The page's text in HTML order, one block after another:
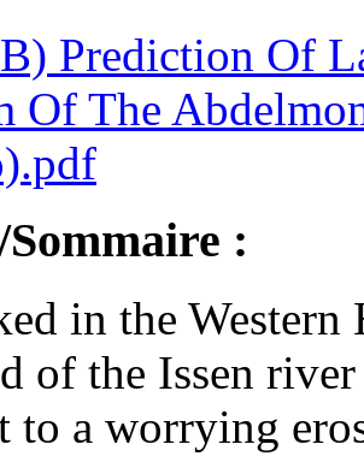
Prediction Of
Of The
:
in the
of the Issen
to a worrying